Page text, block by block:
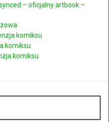
– oficjalny artbook –
komiksu
komiksu
komiksu